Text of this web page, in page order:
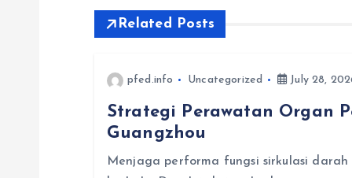
Related Posts
pfed.info Uncategorized July 28,
Strategi Perawatan Organ
Guangzhou
Menjaga performa fungsi sirkulasi